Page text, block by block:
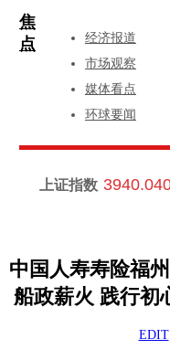
焦
点
经济报道
市场观察
媒体看点
环球要闻
上证指数
中国人寿寿险福
船政薪火 践行初
EDIT